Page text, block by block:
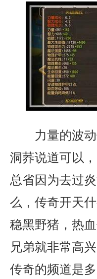
力量的波
洞荞说道可以
总省因为去过
么，传奇开天
稳黑野猪，热
兄弟就非常高
传奇的频道是